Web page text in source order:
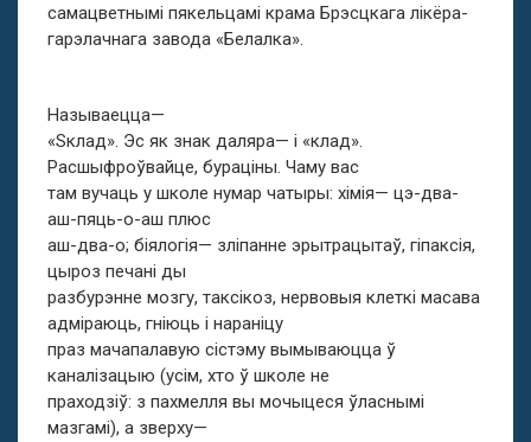
самацветнымі пякельцамі крама Брэсцкага лікёра-
гарэлачнага завода «Белалка».
Называецца—
«Sклад». Эс як знак даляра— і «клад».
Расшыфроўвайце, бураціны. Чаму вас
там вучаць у школе нумар чатыры: хімія— цэ-два-
аш-пяць-о-аш плюс
аш-два-о; біялогія— зліпанне эрытрацытаў, гіпаксія,
цыроз печані ды
разбурэнне мозгу, таксікоз, нервовыя клеткі масава
адміраюць, гніюць і нараніцу
праз мачапалавую сістэму вымываюцца ў
каналізацыю (усім, хто ў школе не
праходзіў: з пахмелля вы мочыцеся ўласнымі
мазгамі), а зверху—